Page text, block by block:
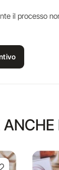
il processo
ANCHE